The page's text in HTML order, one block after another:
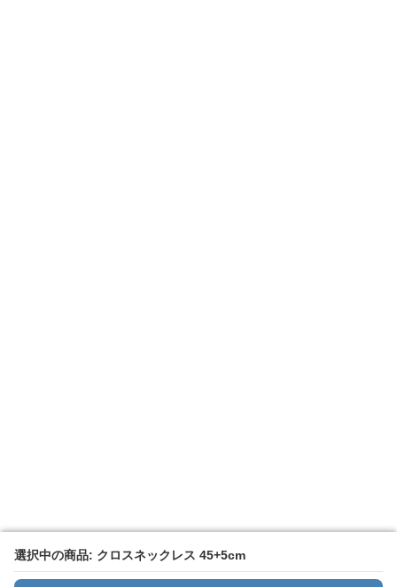
選択中の商品: クロスネックレス 45+5cm
選択中の商品: クロスネックレス 45+5cm